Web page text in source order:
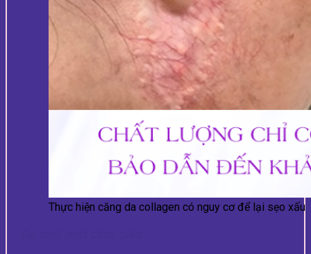
Thực hiện căng da collagen có nguy cơ để lại sẹo xấu